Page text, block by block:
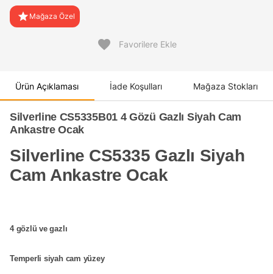
star Mağaza Özel
favorite Favorilere Ekle
Ürün Açıklaması İade Koşulları Mağaza Stokları
Silverline CS5335B01 4 Gözü Gazlı Siyah Cam
Ankastre Ocak
Silverline CS5335 Gazlı Siyah
Cam Ankastre Ocak
4 gözlü ve gazlı
Temperli siyah cam yüzey